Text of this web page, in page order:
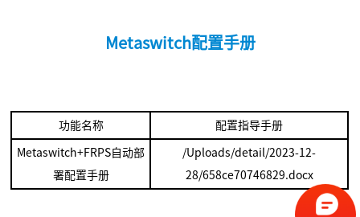
Metaswitch配置手册
功能名称 配置指导手册
Metaswitch+FRPS自动部
署配置手册
/Uploads/detail/2023-12-
28/658ce70746829.docx